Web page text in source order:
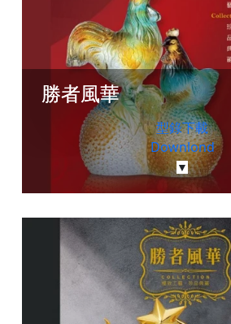
勝者風華
型錄下載
Downlond
▼